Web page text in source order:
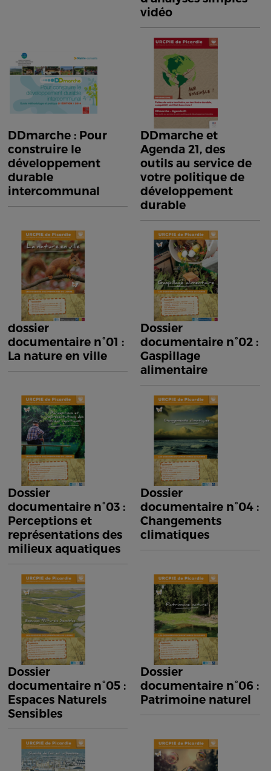
vidéo
DDmarche : Pour
construire le
développement
durable
intercommunal
DDmarche et
Agenda 21, des
outils au service de
votre politique de
développement
durable
dossier
documentaire n°01 :
La nature en ville
Dossier
documentaire n°02 :
Gaspillage
alimentaire
Dossier
documentaire n°03 :
Perceptions et
représentations des
milieux aquatiques
Dossier
documentaire n°04 :
Changements
climatiques
Dossier
documentaire n°05 :
Espaces Naturels
Sensibles
Dossier
documentaire n°06 :
Patrimoine naturel